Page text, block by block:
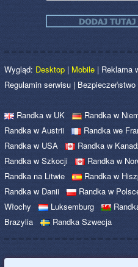
Wygląd: Desktop | Mobile | Reklama
Regulamin serwisu | Bezpieczeństwo
Randka w UK Randka w
Randka w Austrii
Randka we
Randka w USA
Randka w
Randka w Szkocji
Randka w
Randka na Litwie
Randka w
Randka w Danii
Randka w
Włochy
Luksemburg
Brazylia
Randka Szwecja